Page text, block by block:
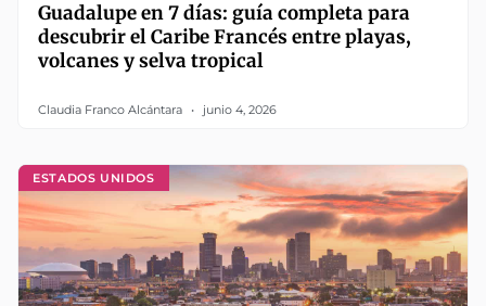
Guadalupe en 7 días: guía completa para
descubrir el Caribe Francés entre playas,
volcanes y selva tropical
Claudia Franco Alcántara junio 4, 2026
ESTADOS UNIDOS